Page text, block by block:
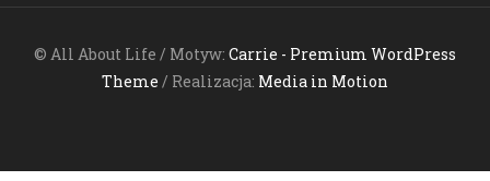
© All About Life / Motyw: Carrie - Premium WordPress
Theme / Realizacja: Media in Motion